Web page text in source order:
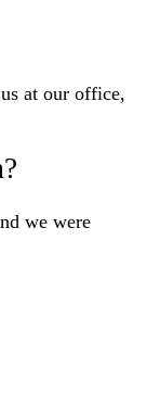
at our office,
we were